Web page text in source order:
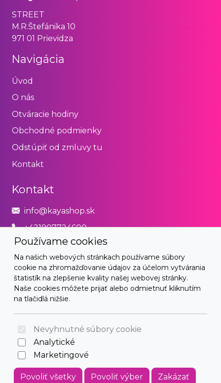
Používame cookies
Na našich webových stránkach používame súbory
cookie na zhromažďovanie údajov za účelom vytvárania
štatistík na zlepšenie kvality našej webovej stránky.
Naše cookies môžete prijať alebo odmietnuť kliknutím
na tlačidlá nižšie.
Nevyhnutné súbory cookie
Analytické
Marketingové
Povoliť všetky Povoliť výber Zakázať
STREET
M.R.Štefánika 10
971 01 Prievidza
Navigácia
Úvod
O nás
Otváracie hodiny
Obchodné podmienky
Odstúpiť od zmluvy tu
Kontakt
Kontakt
info@kayashop.sk
+421907724600
Právne
Obchodné podmienky
Zásady používania cookies
© 2026 Arrabella s.r.o., mayabella s.r.o., Všetky práva
vyhradené.
Hosting: - Web: